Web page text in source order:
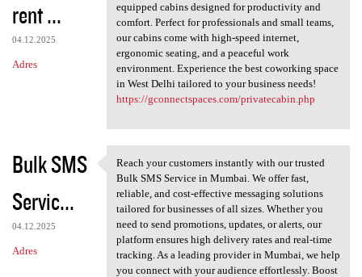
rent ...
04.12.2025
Adres
equipped cabins designed for productivity and
comfort. Perfect for professionals and small teams,
our cabins come with high-speed internet,
ergonomic seating, and a peaceful work
environment. Experience the best coworking space
in West Delhi tailored to your business needs!
https://gconnectspaces.com/privatecabin.php
Bulk SMS
Servic...
04.12.2025
Adres
Reach your customers
Reach your customers instantly with our trusted
Bulk SMS Service in Mumbai. We offer fast,
reliable, and cost-effective messaging solutions
tailored for businesses of all sizes. Whether you
need to send promotions, updates, or alerts, our
platform ensures high delivery rates and real-time
tracking. As a leading provider in Mumbai, we help
you connect with your audience effortlessly. Boost